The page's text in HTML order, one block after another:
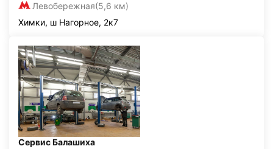
Левобережная(5,6 км)
Химки, ш Нагорное, 2к7
Сервис Балашиха